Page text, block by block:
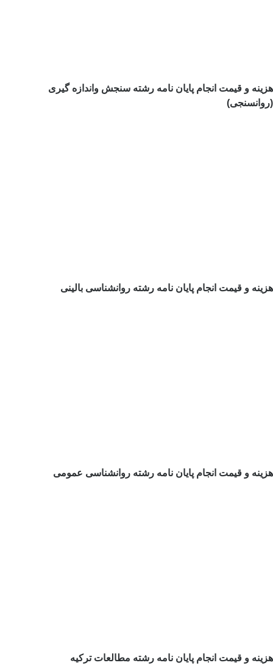
هزینه و قیمت انجام پایان نامه رشته سنجش واندازه گیری
(روانسنجی)
هزینه و قیمت انجام پایان نامه رشته روانشناسی بالینی
هزینه و قیمت انجام پایان نامه رشته روانشناسی عمومی
هزینه و قیمت انجام پایان نامه رشته مطالعات ترکیه